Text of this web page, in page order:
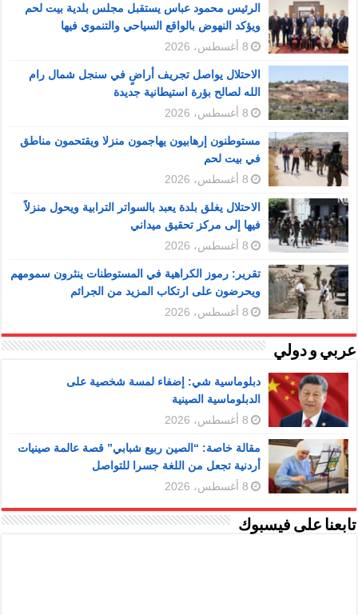
الرئيس محمود عباس يستقبل مجلس بلدية بيت لحم
ويؤكد النهوض بالواقع السياحي والتنموي فيها
8 أغسطس، 2026
الاحتلال يواصل تجريف أراضٍ في سنجل شمال رام
الله لصالح بؤرة استيطانية جديدة
8 أغسطس، 2026
مستوطنون إرهابيون يهاجمون منزلا ويقتحمون مناطق
في بيت لحم
8 أغسطس، 2026
الاحتلال يغلق بلدة يعبد بالسواتر الترابية ويحول منزلاً
فيها إلى مركز تحقيق ميداني
8 أغسطس، 2026
تقرير: رموز الكراهية في المستوطنات ينثرون سمومهم
ويحرضون على ارتكاب المزيد من الجرائم
8 أغسطس، 2026
عربي و دولي
دبلوماسية شي: إضفاء لمسة شخصية على
الدبلوماسية الصينية
8 أغسطس، 2026
مقالة خاصة: “الصين ربيع شبابي” قصة عالمة صينيات
أردنية تجعل من اللغة جسرا للتواصل
8 أغسطس، 2026
تابعنا على فيسبوك